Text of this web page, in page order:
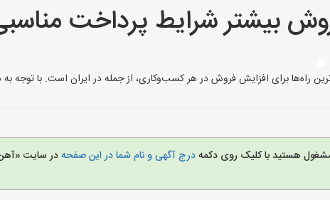
بیشتر شرایط پرداخت
راه‌ها برای افزایش فروش در هر کسب‌وکاری، از جمله در ایران است. با توجه به
هستید با کلیک روی دکمهدرج آگهی و نام شما در این صفحهدر سایت